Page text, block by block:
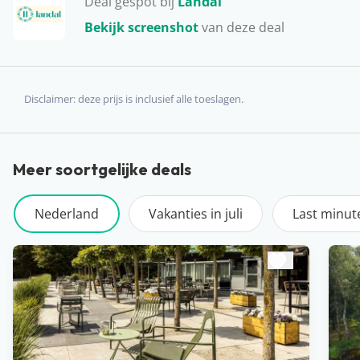
Bekijk screenshotvan deze deal
Drenthe. Ga bijvoorbeeld een dagje naar de dierentuin
in Emmen, leef je uit in één van de attractieparken of
Hemelriek!
Disclaimer: deze prijs is inclusief alle toeslagen.
Meer soortgelijke deals
Nederland Vakanties in juli Last